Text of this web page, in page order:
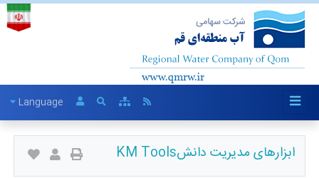
Language
ابزارهای مدیریت دانشKM Tools